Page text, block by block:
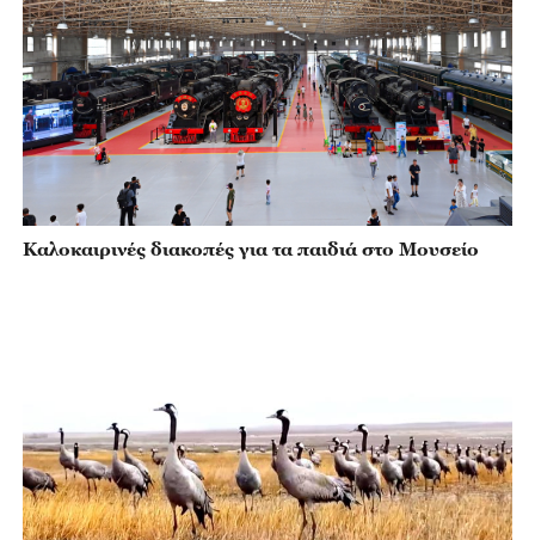
Καλοκαιρινές διακοπές για τα παιδιά στο Μουσείο